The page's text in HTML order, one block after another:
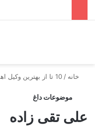
خانه / 10 تا از بهترین وکیل اهواز 🥇【آپدیت جدید】⚖️
موضوعات داغ
علی تقی زاده